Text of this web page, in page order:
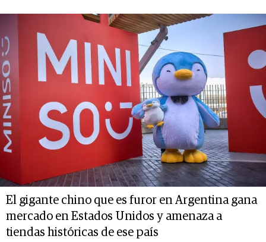
El gigante chino que es furor en Argentina gana
mercado en Estados Unidos y amenaza a
tiendas históricas de ese país